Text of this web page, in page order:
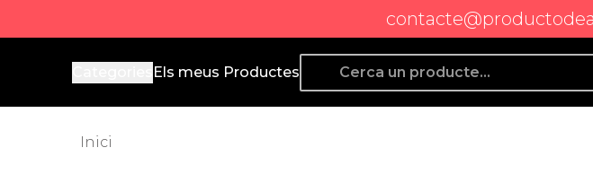
Producto de Aquí
Els meus Productes
Inici